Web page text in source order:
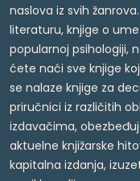
naslova iz svih
literaturu, knjige o
popularnoj psihologiji,
ćete naći sve knjige
se nalaze knjige za
priručnici iz različitih
izdavačima,
aktuelne knjižarske
kapitalna izdanja,